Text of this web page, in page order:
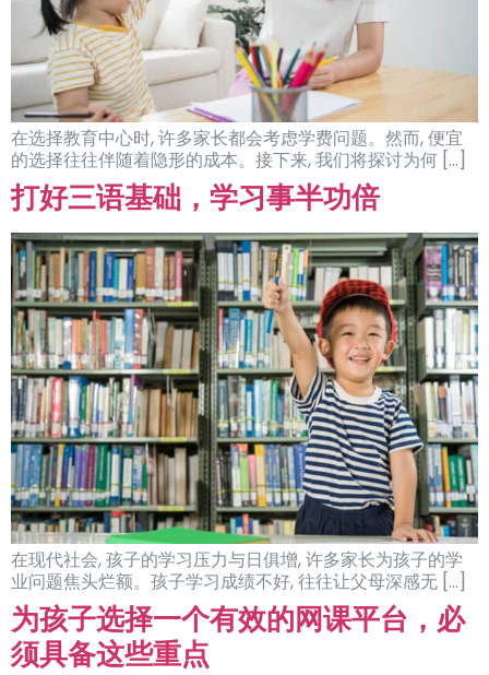
在选择教育中心时, 许多家长都会考虑学费问题。然而, 便宜
的选择往往伴随着隐形的成本。接下来, 我们将探讨为何 […]
打好三语基础，学习事半功倍
在现代社会, 孩子的学习压力与日俱增, 许多家长为孩子的学
业问题焦头烂额。孩子学习成绩不好, 往往让父母深感无 […]
为孩子选择一个有效的网课平台，必
须具备这些重点